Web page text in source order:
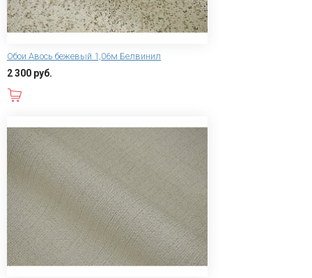
Обои Авось бежевый 1,06м Белвинил
2 300 руб.